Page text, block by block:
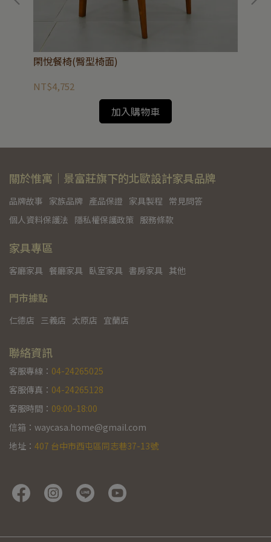
閑悅餐椅(臀型椅面)
NT$4,752
加入購物車
關於惟寓｜景富莊旗下的北歐設計家具品牌
品牌故事 家族品牌 產品保證 家具製程 常見問答
個人資料保護法 隱私權保護政策 服務條款
家具專區
客廳家具 餐廳家具 臥室家具 書房家具 其他
門市據點
仁德店 三義店 太原店 宜蘭店
聯絡資訊
客服專線： 04-24265025
客服傳真： 04-24265128
客服時間： 09:00-18:00
信箱：waycasa.home@gmail.com
地址： 407 台中市西屯區同志巷37-13號